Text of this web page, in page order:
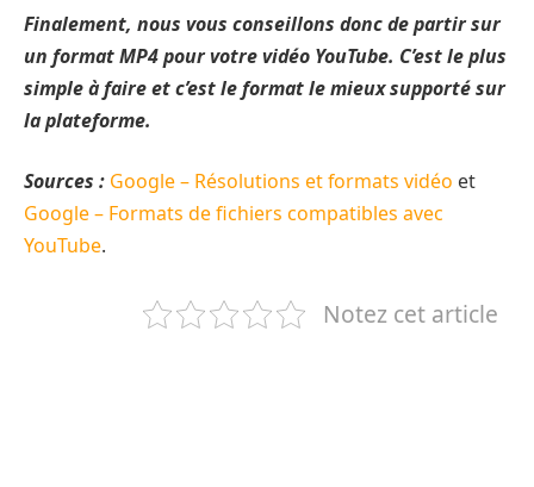
Finalement, nous vous conseillons donc de partir sur
un format MP4 pour votre vidéo YouTube. C’est le plus
simple à faire et c’est le format le mieux supporté sur
la plateforme.
Sources : Google – Résolutions et formats vidéo et
Google – Formats de fichiers compatibles avec
YouTube.
Notez cet article